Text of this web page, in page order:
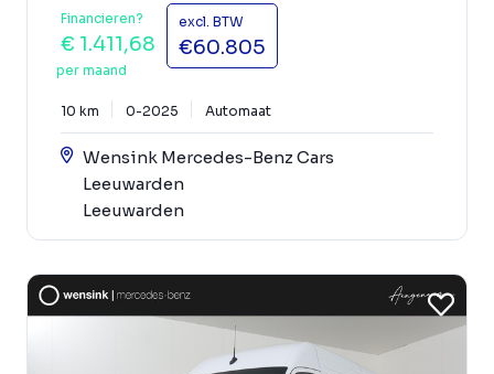
Financieren?
€ 1.411,68
per maand
excl. BTW
€60.805
10 km 0-2025 Automaat
Wensink Mercedes-Benz Cars
Leeuwarden
Leeuwarden